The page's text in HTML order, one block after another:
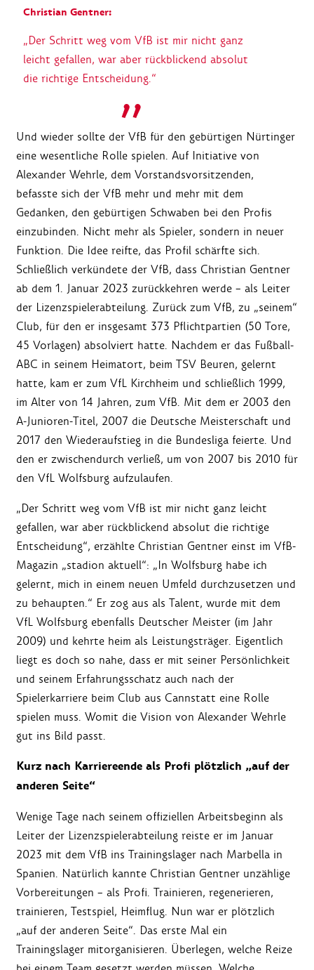
Christian Gentner:
„Der Schritt weg vom VfB ist mir nicht ganz
leicht gefallen, war aber rückblickend absolut
die richtige Entscheidung.“
Und wieder sollte der VfB für den gebürtigen Nürtinger
eine wesentliche Rolle spielen. Auf Initiative von
Alexander Wehrle, dem Vorstandsvorsitzenden,
befasste sich der VfB mehr und mehr mit dem
Gedanken, den gebürtigen Schwaben bei den Profis
einzubinden. Nicht mehr als Spieler, sondern in neuer
Funktion. Die Idee reifte, das Profil schärfte sich.
Schließlich verkündete der VfB, dass Christian Gentner
ab dem 1. Januar 2023 zurückkehren werde – als Leiter
der Lizenzspielerabteilung. Zurück zum VfB, zu „seinem“
Club, für den er insgesamt 373 Pflichtpartien (50 Tore,
45 Vorlagen) absolviert hatte. Nachdem er das Fußball-
ABC in seinem Heimatort, beim TSV Beuren, gelernt
hatte, kam er zum VfL Kirchheim und schließlich 1999,
im Alter von 14 Jahren, zum VfB. Mit dem er 2003 den
A-Junioren-Titel, 2007 die Deutsche Meisterschaft und
2017 den Wiederaufstieg in die Bundesliga feierte. Und
den er zwischendurch verließ, um von 2007 bis 2010 für
den VfL Wolfsburg aufzulaufen.
„Der Schritt weg vom VfB ist mir nicht ganz leicht
gefallen, war aber rückblickend absolut die richtige
Entscheidung“, erzählte Christian Gentner einst im VfB-
Magazin „stadion aktuell“: „In Wolfsburg habe ich
gelernt, mich in einem neuen Umfeld durchzusetzen und
zu behaupten.“ Er zog aus als Talent, wurde mit dem
VfL Wolfsburg ebenfalls Deutscher Meister (im Jahr
2009) und kehrte heim als Leistungsträger. Eigentlich
liegt es doch so nahe, dass er mit seiner Persönlichkeit
und seinem Erfahrungsschatz auch nach der
Spielerkarriere beim Club aus Cannstatt eine Rolle
spielen muss. Womit die Vision von Alexander Wehrle
gut ins Bild passt.
Kurz nach Karriereende als Profi plötzlich „auf der
anderen Seite“
Wenige Tage nach seinem offiziellen Arbeitsbeginn als
Leiter der Lizenzspielerabteilung reiste er im Januar
2023 mit dem VfB ins Trainingslager nach Marbella in
Spanien. Natürlich kannte Christian Gentner unzählige
Vorbereitungen – als Profi. Trainieren, regenerieren,
trainieren, Testspiel, Heimflug. Nun war er plötzlich
„auf der anderen Seite“. Das erste Mal ein
Trainingslager mitorganisieren. Überlegen, welche Reize